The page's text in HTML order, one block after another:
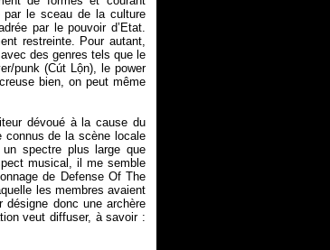
par le sceau de la culture
par le pouvoir d’Etat.
restreinte. Pour autant,
des genres tels que le
punk (Cút Lộn), le power
bien, on peut même
dévoué à la cause du
connus de la scène locale
spectre plus large que
musical, il me semble
de Defense Of The
les membres avaient
désigne donc une archère
veut diffuser, à savoir :